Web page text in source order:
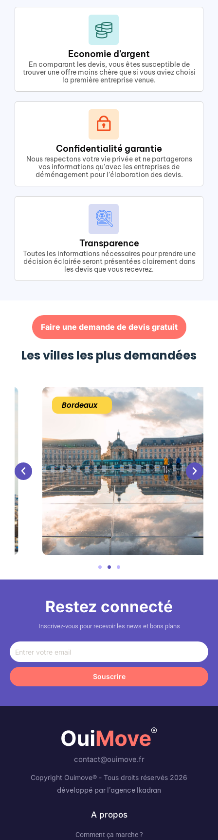
Economie d’argent
En comparant les devis, vous êtes susceptible de
trouver une offre moins chère que si vous aviez choisi
la première entreprise venue.
Confidentialité garantie
Nous respectons votre vie privée et ne partagerons
vos informations qu’avec les entreprises de
déménagement pour l’élaboration des devis.
Transparence
Toutes les informations nécessaires pour prendre une
décision éclairée seront présentées clairement dans
les devis que vous recevrez.
Faire une demande de devis gratuit
Les villes les plus demandées
Bordeaux
Restez connecté
Inscrivez-vous pour recevoir les news et bons plans
Entrer
votre
email
Souscrire
contact@ouimove.fr
Copyright Ouimove® - Tous droits réservés 2026
développé par l’agence Ikadran
A propos
Comment ça marche ?